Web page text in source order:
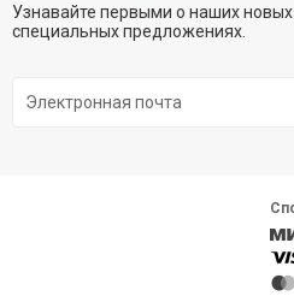
Узнавайте первыми о наших новых
специальных предложениях.